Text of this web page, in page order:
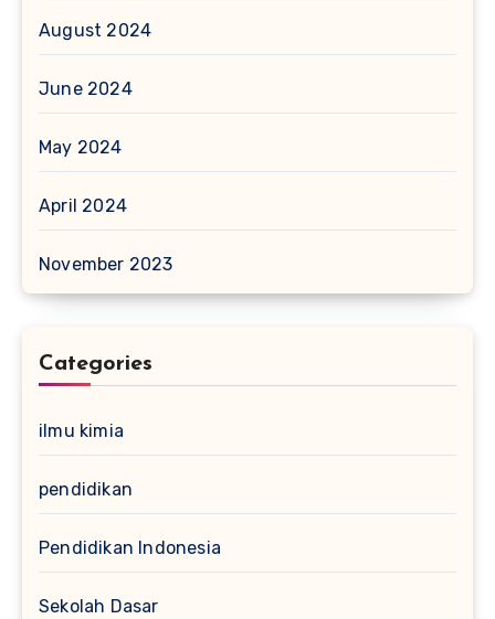
August 2024
June 2024
May 2024
April 2024
November 2023
Categories
ilmu kimia
pendidikan
Pendidikan Indonesia
Sekolah Dasar